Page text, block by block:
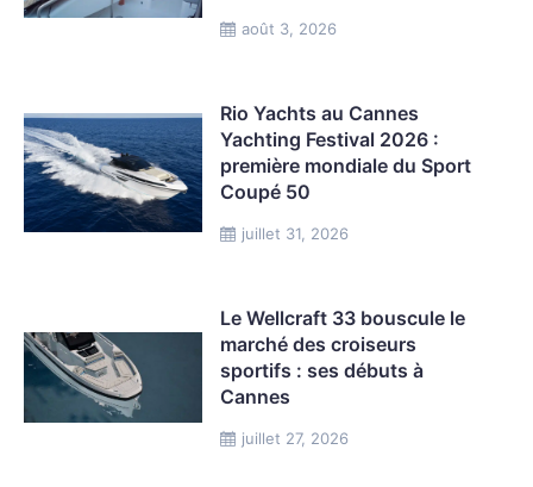
août 3, 2026
juillet 31, 2026
Rio Yachts au Cannes
Yachting Festival 2026 :
première mondiale du Sport
Coupé 50
juillet 27, 2026
Le Wellcraft 33 bouscule le
marché des croiseurs
sportifs : ses débuts à
Cannes